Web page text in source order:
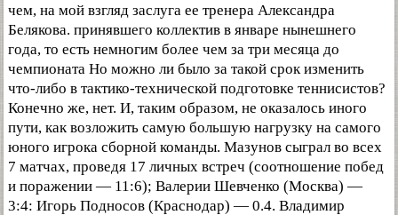
чем, на мой взгляд заслуга ее тренера Александра
Белякова. принявшего коллектив в январе нынешнего
года, то есть немногим более чем за три месяца до
чемпионата Но можно ли было за такой срок изменить
что-либо в тактико-технической подготовке теннисистов?
Конечно же, нет. И, таким образом, не оказалось иного
пути, как возложить самую большую нагрузку на самого
юного игрока сборной команды. Мазунов сыграл во всех
7 матчах, проведя 17 личных встреч (соотношение побед
и поражении — 11:6); Валерии Шевченко (Москва) —
3:4: Игорь Подносов (Краснодар) — 0.4. Владимир